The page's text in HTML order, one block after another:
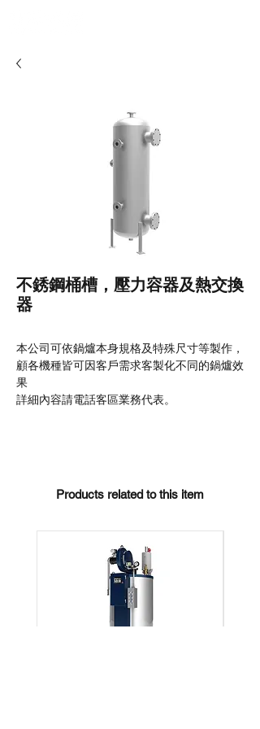
不銹鋼桶槽，壓力容器及熱交換
器
本公司可依鍋爐本身規格及特殊尺寸等製作，
顧各機種皆可因客戶需求客製化不同的鍋爐效
果
詳細內容請電話客區業務代表。
Products related to this item